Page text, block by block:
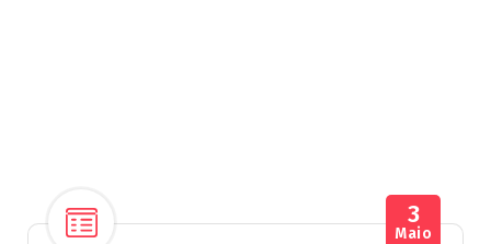
3
Maio